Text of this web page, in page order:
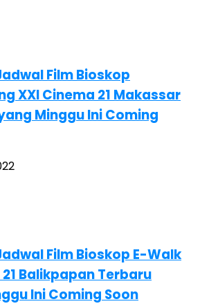
Film Bioskop
XXI Cinema 21 Makassar
Minggu Ini Coming
Film Bioskop E-Walk
Balikpapan Terbaru
Ini Coming Soon